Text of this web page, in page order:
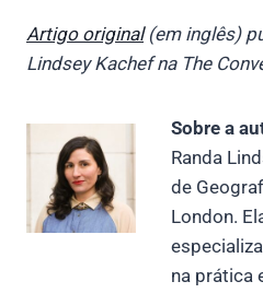
Artigo original(em inglês)
Lindsey Kachef na The
Sobre a
Randa
de
London.
na prática